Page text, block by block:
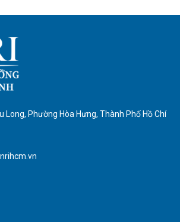
Long, Phường Hòa Hưng, Thành Phố Hồ Chí